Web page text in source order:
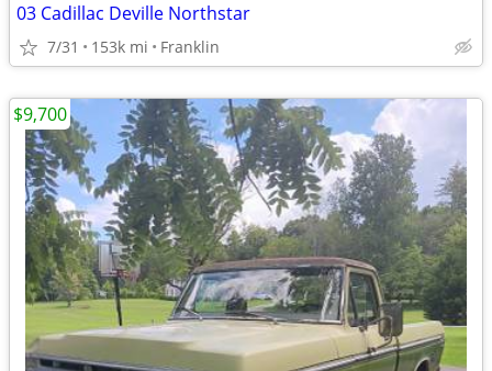
03 Cadillac Deville Northstar
7/31 153k mi Franklin
$9,700